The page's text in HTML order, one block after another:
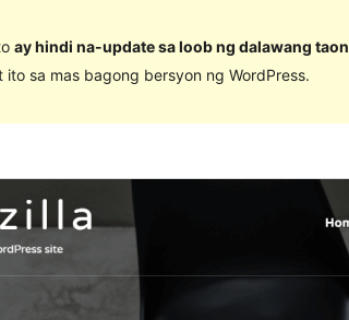
ay hindi na-update sa loob ng dalawang taon
ito sa mas bagong bersyon ng WordPress.